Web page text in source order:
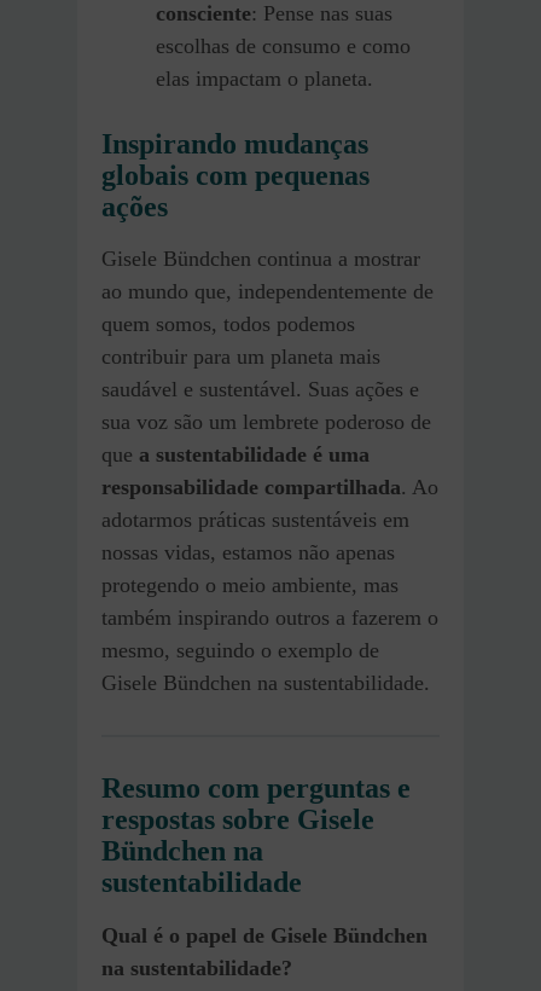
consciente: Pense nas suas
escolhas de consumo e como
elas impactam o planeta.
Inspirando mudanças
globais com pequenas
ações
Gisele Bündchen continua a mostrar
ao mundo que, independentemente de
quem somos, todos podemos
contribuir para um planeta mais
saudável e sustentável. Suas ações e
sua voz são um lembrete poderoso de
que a sustentabilidade é uma
responsabilidade compartilhada. Ao
adotarmos práticas sustentáveis em
nossas vidas, estamos não apenas
protegendo o meio ambiente, mas
também inspirando outros a fazerem o
mesmo, seguindo o exemplo de
Gisele Bündchen na sustentabilidade.
Resumo com perguntas e
respostas sobre Gisele
Bündchen na
sustentabilidade
Qual é o papel de Gisele Bündchen
na sustentabilidade?